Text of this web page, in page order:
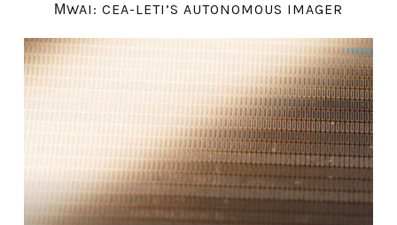
ΜWAI: CEA-LETI’S AUTONOMOUS IMAGER